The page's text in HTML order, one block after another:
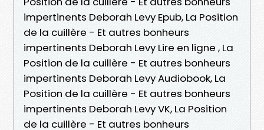
impertinents Deborah Levy Epub, La Position
de la cuillère - Et autres bonheurs
impertinents Deborah Levy Lire en ligne , La
Position de la cuillère - Et autres bonheurs
impertinents Deborah Levy Audiobook, La
Position de la cuillère - Et autres bonheurs
impertinents Deborah Levy VK, La Position
de la cuillère - Et autres bonheurs